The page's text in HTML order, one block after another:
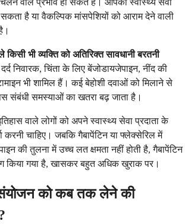
वाले प्रभाव हो सकते हैं। आपका स्वास्थ्य सेवा
है या वैकल्पिक मांसपेशियों को आराम देने वाली
किसी भी व्यक्ति को अतिरिक्त सावधानी बरतनी
निवारक, चिंता के लिए बेंजोडायजेपाइन, नींद की
भी शामिल हैं। कई बेहोशी दवाओं को मिलाने से
संबंधी समस्याओं का खतरा बढ़ जाता है।
वाले लोगों को अपने स्वास्थ्य सेवा प्रदाता के
चाहिए। जबकि गैबापेंटिन या फ्लेक्सेरिल में
की तुलना में उच्च लत क्षमता नहीं होती है, गैबापेंटिन
किया गया है, खासकर बहुत अधिक खुराक पर।
को कब तक लेने की